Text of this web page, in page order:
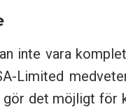
inte vara
Limited
gör det möjligt för